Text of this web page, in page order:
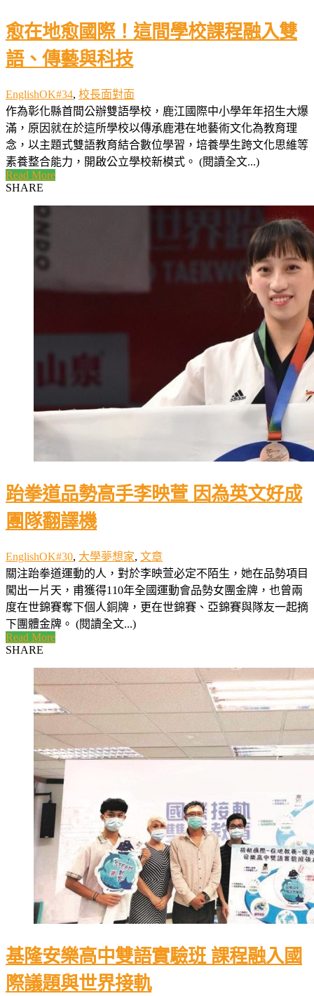
愈在地愈國際！這間學校課程融入雙
語、傳藝與科技
EnglishOK#34, 校長面對面
作為彰化縣首間公辦雙語學校，鹿江國際中小學年年招生大爆
滿，原因就在於這所學校以傳承鹿港在地藝術文化為教育理
念，以主題式雙語教育結合數位學習，培養學生跨文化思維等
素養整合能力，開啟公立學校新模式。 (閱讀全文...)
Read More
SHARE
跆拳道品勢高手李映萱 因為英文好成
團隊翻譯機
EnglishOK#30, 大學夢想家, 文章
關注跆拳道運動的人，對於李映萱必定不陌生，她在品勢項目
闖出一片天，甫獲得110年全國運動會品勢女團金牌，也曾兩
度在世錦賽奪下個人銅牌，更在世錦賽、亞錦賽與隊友一起摘
下團體金牌。 (閱讀全文...)
Read More
SHARE
基隆安樂高中雙語實驗班 課程融入國
際議題與世界接軌